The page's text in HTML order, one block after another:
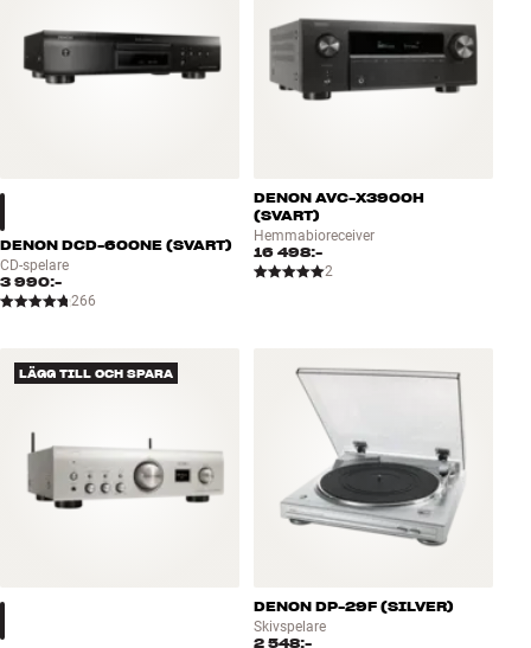
DENON DCD-600NE (SVART)
CD-spelare
3 990:-
266
DENON AVC-X3900H
(SVART)
Hemmabioreceiver
16 498:-
2
LÄGG TILL OCH SPARA
DENON DP-29F (SILVER)
Skivspelare
2 548:-